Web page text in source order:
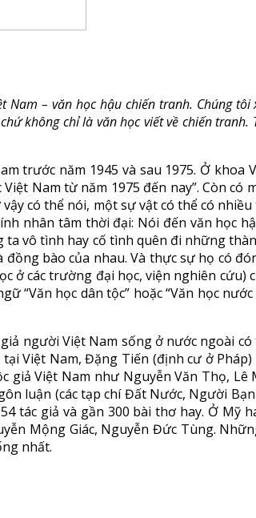
– văn học hậu chiến tranh. Chúng
không chỉ là văn học viết về chiến tranh.
trước năm 1945 và sau 1975. Ở
Nam từ năm 1975 đến nay”. Còn có
có thể nói, một sự vật có thể có
nhân tâm thời đại: Nói đến văn học
vô tình hay cố tình quên đi những
bào của nhau. Và thực sự họ có
ở các trường đại học, viện nghiên
“Văn học dân tộc” hoặc “Văn học
người Việt Nam sống ở nước ngoài
Việt Nam, Đặng Tiến (định cư ở
Việt Nam như Nguyễn Văn Thọ, Lê
luận (các tạp chí Đất Nước, Người
tác giả và gần 300 bài thơ hay. Ở Mỹ
Mộng Giác, Nguyễn Đức Tùng.
nhất.